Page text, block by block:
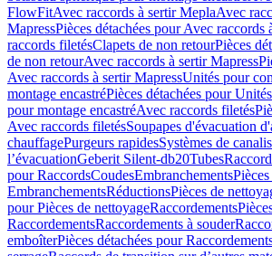
FlowFitAvec raccords à sertir MeplaAvec
MapressPièces détachées pour Avec raccords
raccords filetésClapets de non retourPièces
de non retourAvec raccords à sertir Mapress
Avec raccords à sertir MapressUnités pour
montage encastréPièces détachées pour
pour montage encastréAvec raccords filetés
Avec raccords filetésSoupapes d'évacuation
chauffagePurgeurs rapidesSystèmes de
l’évacuationGeberit Silent-db20Tubes
pour RaccordsCoudesEmbranchements
EmbranchementsRéductionsPièces de
pour Pièces de nettoyageRaccordements
RaccordementsRaccordements à souder
emboîterPièces détachées pour